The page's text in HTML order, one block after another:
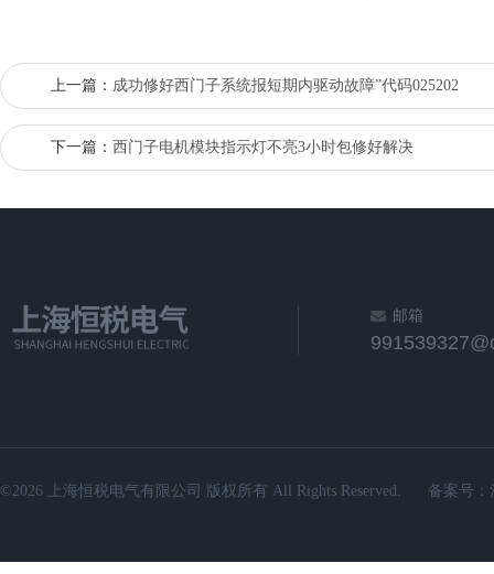
上一篇： 成功修好西门子系统报短期内驱动故障”代码025202‌
下一篇： 西门子电机模块指示灯不亮3小时包修好解决
邮箱
©2026 上海恒税电气有限公司 版权所有 All Rights Reserved. 备案号：